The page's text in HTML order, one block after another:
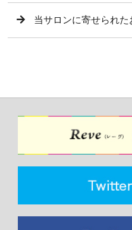
当サロンに寄せられた